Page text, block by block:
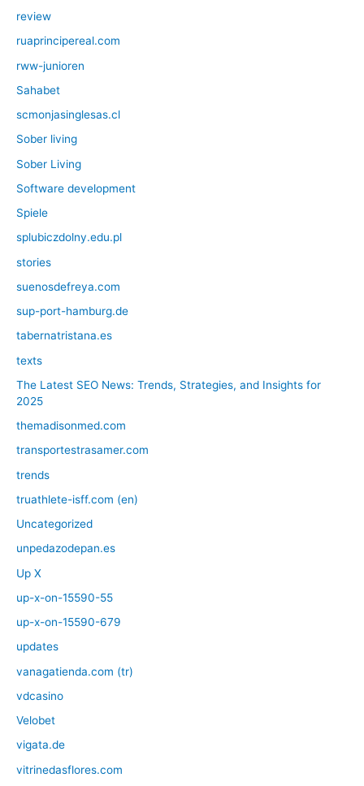
review
ruaprincipereal.com
rww-junioren
Sahabet
scmonjasinglesas.cl
Sober living
Sober Living
Software development
Spiele
splubiczdolny.edu.pl
stories
suenosdefreya.com
sup-port-hamburg.de
tabernatristana.es
texts
The Latest SEO News: Trends, Strategies, and Insights for
2025
themadisonmed.com
transportestrasamer.com
trends
truathlete-isff.com (en)
Uncategorized
unpedazodepan.es
Up X
up-x-on-15590-55
up-x-on-15590-679
updates
vanagatienda.com (tr)
vdcasino
Velobet
vigata.de
vitrinedasflores.com